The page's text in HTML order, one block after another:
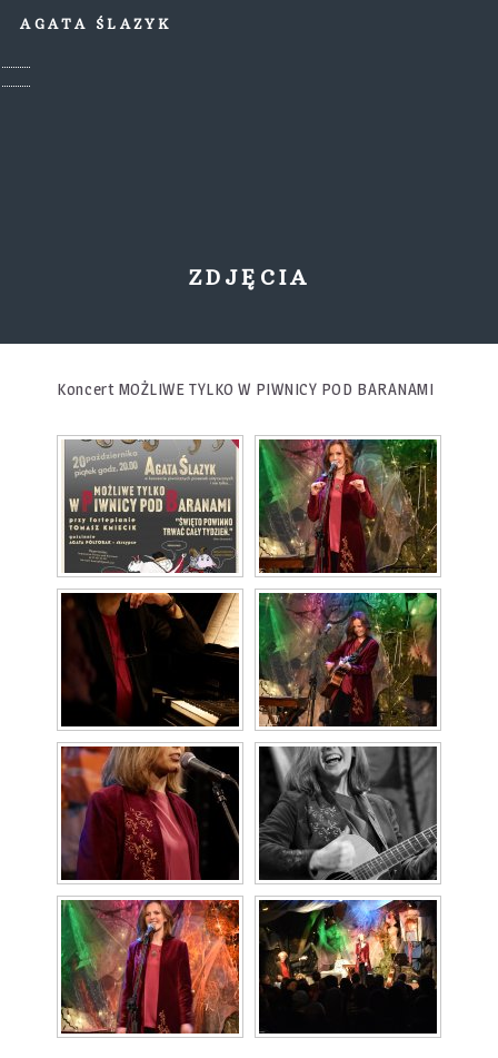
AGATA ŚLAZYK
ZDJĘCIA
Koncert MOŻLIWE TYLKO W PIWNICY POD BARANAMI